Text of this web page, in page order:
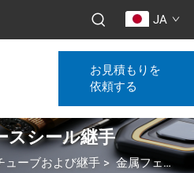
JA
お見積もりを
依頼する
スシール継手
ューブおよび継手 >金属フェースシール継手